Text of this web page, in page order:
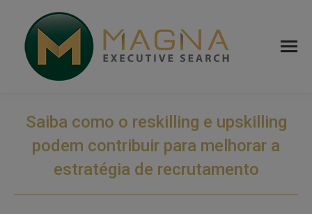
Saiba como o reskilling e upskilling
podem contribuir para melhorar a
estratégia de recrutamento